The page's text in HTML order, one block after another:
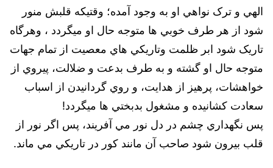
الهي و ترک نواهي او به وجود آمده؛ وقتيکه قلبش منور
شود از هر طرف خوبي ها متوجه حال او ميگردد ، وهرگاه
تاريک شود ابر ظلمت وتاريکي هاي معصيت از تمام جهات
متوجه حال او گشته و به طرف بدعت و ضلالت، پيروي از
خواهشات، پرهيز از هدايت، و روي گردانيدن از اسباب
سعادت کشانيده و مشغول بدبختي ها ميگردد!
پس نگهداري چشم در دل نور مي آفريند، پس اگر نور از
قلب بيرون شود صاحب آن مانند کور در تاريکي مي ماند.